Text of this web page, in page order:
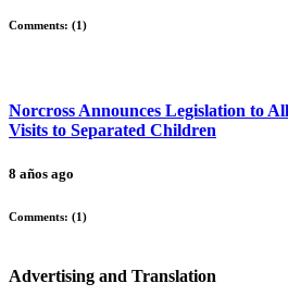
Comments: (1 )
Norcross Announces Legislation to
Visits to Separated Children
8 años ago
Comments: (1)
Advertising and Translation